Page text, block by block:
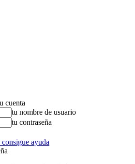
cuenta
tu nombre de usuario
tu contraseña
ayuda